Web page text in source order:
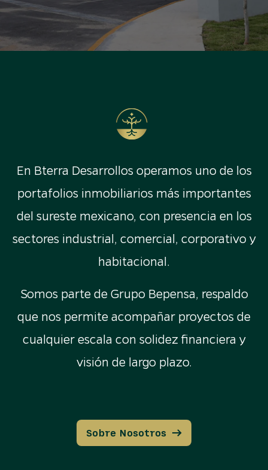
En Bterra Desarrollos operamos uno de los
portafolios inmobiliarios más importantes
del sureste mexicano, con presencia en los
sectores industrial, comercial, corporativo y
habitacional.
Somos parte de Grupo Bepensa, respaldo
que nos permite acompañar proyectos de
cualquier escala con solidez financiera y
visión de largo plazo.
Sobre Nosotros